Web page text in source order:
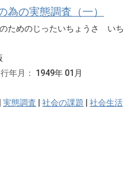
為の実態調査（一）
ためのじったいちょうさ いち
年月：
1949年 01月
| 実態調査 | 社会の課題 | 社会生活